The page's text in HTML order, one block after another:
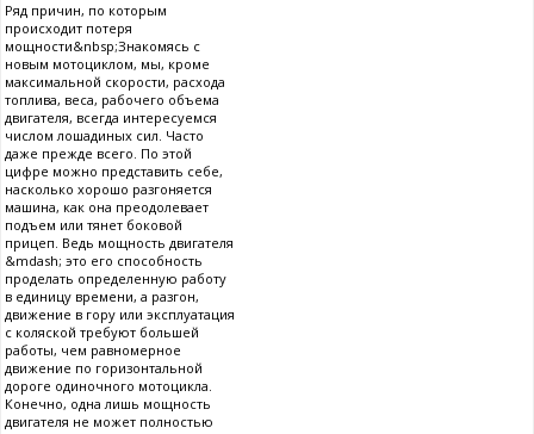
Ряд причин, по которым
происходит потеря
мощности&nbsp;Знакомясь с
новым мотоциклом, мы, кроме
максимальной скорости, расхода
топлива, веса, рабочего объема
двигателя, всегда интересуемся
числом лошадиных сил. Часто
даже прежде всего. По этой
цифре можно представить себе,
насколько хорошо разгоняется
машина, как она преодолевает
подъем или тянет боковой
прицеп. Ведь мощность двигателя
&mdash; это его способность
проделать определенную работу
в единицу времени, а разгон,
движение в гору или эксплуатация
с коляской требуют большей
работы, чем равномерное
движение по горизонтальной
дороге одиночного мотоцикла.
Конечно, одна лишь мощность
двигателя не может полностью